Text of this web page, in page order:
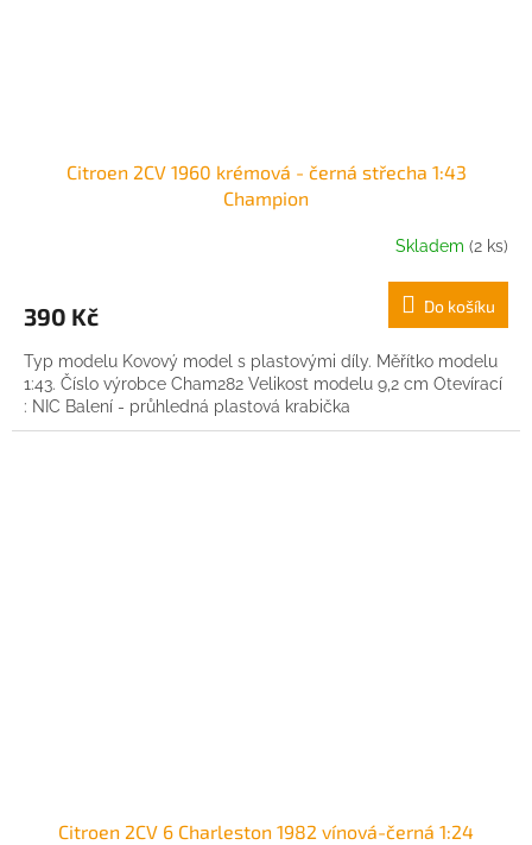
Citroen 2CV 1960 krémová - černá střecha 1:43
Champion
Skladem (2 ks)
390 Kč Do košíku
Typ modelu Kovový model s plastovými díly. Měřítko modelu
1:43. Číslo výrobce Cham282 Velikost modelu 9,2 cm Otevírací
: NIC Balení - průhledná plastová krabička
Citroen 2CV 6 Charleston 1982 vínová-černá 1:24